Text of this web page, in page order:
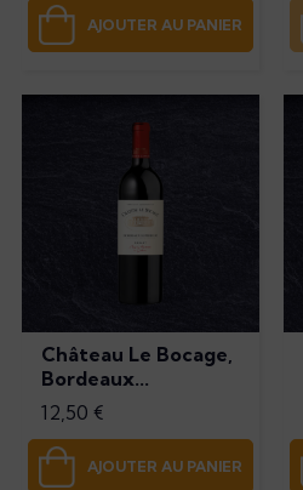
AJOUTER AU PANIER
Château Le Bocage,
Bordeaux...
Prix
12,50 €
AJOUTER AU PANIER